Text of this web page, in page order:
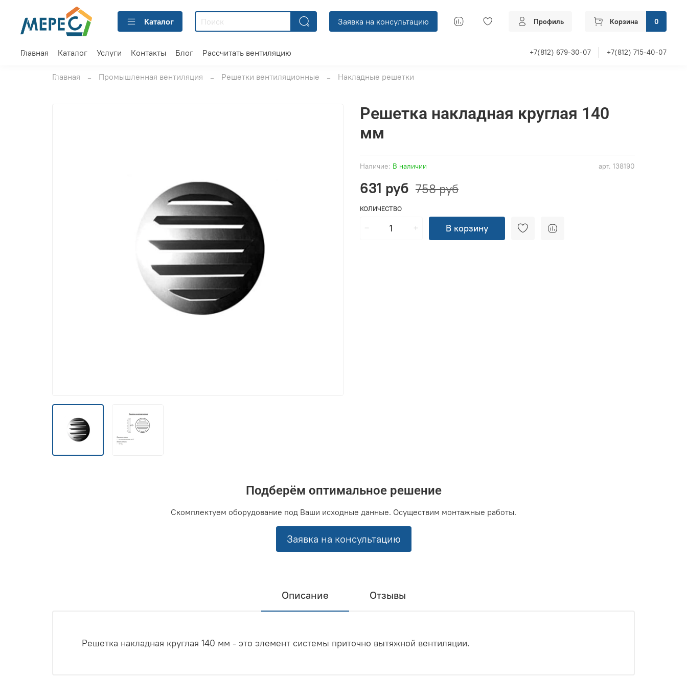
Каталог Заявка на консультацию Профиль Корзина 0
Главная Каталог Услуги Контакты Блог Рассчитать вентиляцию +7(812) 679-30-07 +7(812) 715-40-07
Главная Промышленная вентиляция Решетки вентиляционные Накладные решетки
арт. 138190
Наличие: В наличии
Решетка накладная круглая 140
мм
631 руб 758 руб
КОЛИЧЕСТВО
В корзину
Подберём оптимальное решение
Скомплектуем оборудование под Ваши исходные данные. Осуществим монтажные работы.
Заявка на консультацию
Описание Отзывы
Решетка накладная круглая 140 мм - это элемент системы приточно вытяжной вентиляции.